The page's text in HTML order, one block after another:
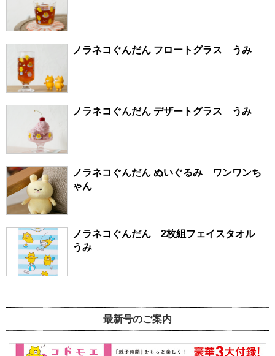
ノラネコぐんだん フロートグラス うみ
ノラネコぐんだん デザートグラス うみ
ノラネコぐんだん ぬいぐるみ ワンワンち
ゃん
ノラネコぐんだん 2枚組フェイスタオル
うみ
最新号のご案内